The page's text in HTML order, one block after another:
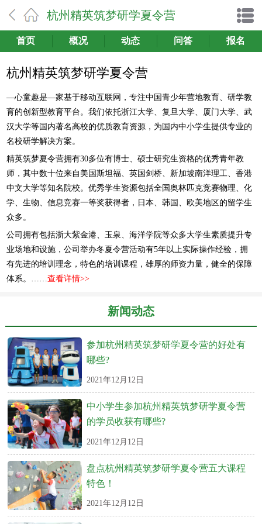
杭州精英筑梦研学夏令营
首页 概况 动态 问答 报名
杭州精英筑梦研学夏令营
—心童趣是—家基于移动互联网，专注中国青少年营地教育、研学教
育的创新型教育平台。我们依托浙江大学、复旦大学、厦门大学、武
汉大学等国内著名高校的优质教育资源，为国内中小学生提供专业的
名校研学解决方案。
精英筑梦夏令营拥有30多位有博士、硕士研究生资格的优秀青年教
师，其中数十位来自美国斯坦福、英国剑桥、新加坡南洋理工、香港
中文大学等知名院校。优秀学生资源包括全国奥林匹克竞赛物理、化
学、生物、信息竞赛一等奖获得者，日本、韩国、欧美地区的留学生
众多。
公司拥有包括浙大紫金港、玉泉、海洋学院等众多大学生素质提升专
业场地和设施，公司举办冬夏令营活动有5年以上实际操作经验，拥
有先进的培训理念，特色的培训课程，雄厚的师资力量，健全的保障
体系。……查看详情>>
新闻动态
参加杭州精英筑梦研学夏令营的好处有
哪些?
2021年12月12日
中小学生参加杭州精英筑梦研学夏令营
的学员收获有哪些?
2021年12月12日
盘点杭州精英筑梦研学夏令营五大课程
特色！
2021年12月12日